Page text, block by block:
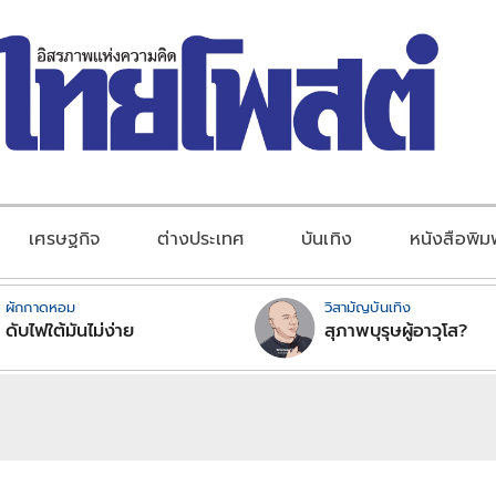
เศรษฐกิจ ต่างประเทศ บันเทิง หนังสือพิ
ผักกาดหอม
ดับไฟใต้มันไม่ง่าย
วิสามัญบันเทิง
สุภาพบุรุษผู้อาวุโส?